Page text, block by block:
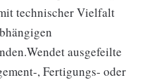
technischer Vielfalt
ausgefeilte
, Fertigungs- oder